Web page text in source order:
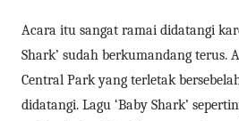
Acara itu sangat ramai didatangi
Shark’ sudah berkumandang terus.
Central Park yang terletak
didatangi. Lagu ‘Baby Shark’